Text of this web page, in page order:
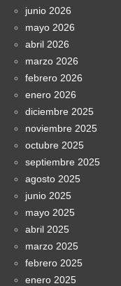
junio 2026
mayo 2026
abril 2026
marzo 2026
febrero 2026
enero 2026
diciembre 2025
noviembre 2025
octubre 2025
septiembre 2025
agosto 2025
junio 2025
mayo 2025
abril 2025
marzo 2025
febrero 2025
enero 2025